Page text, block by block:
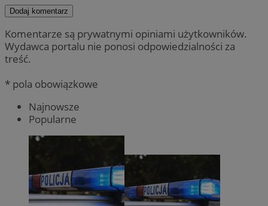
Dodaj komentarz
Komentarze są prywatnymi opiniami użytkowników.
Wydawca portalu nie ponosi odpowiedzialności za
treść.
* pola obowiązkowe
Najnowsze
Popularne